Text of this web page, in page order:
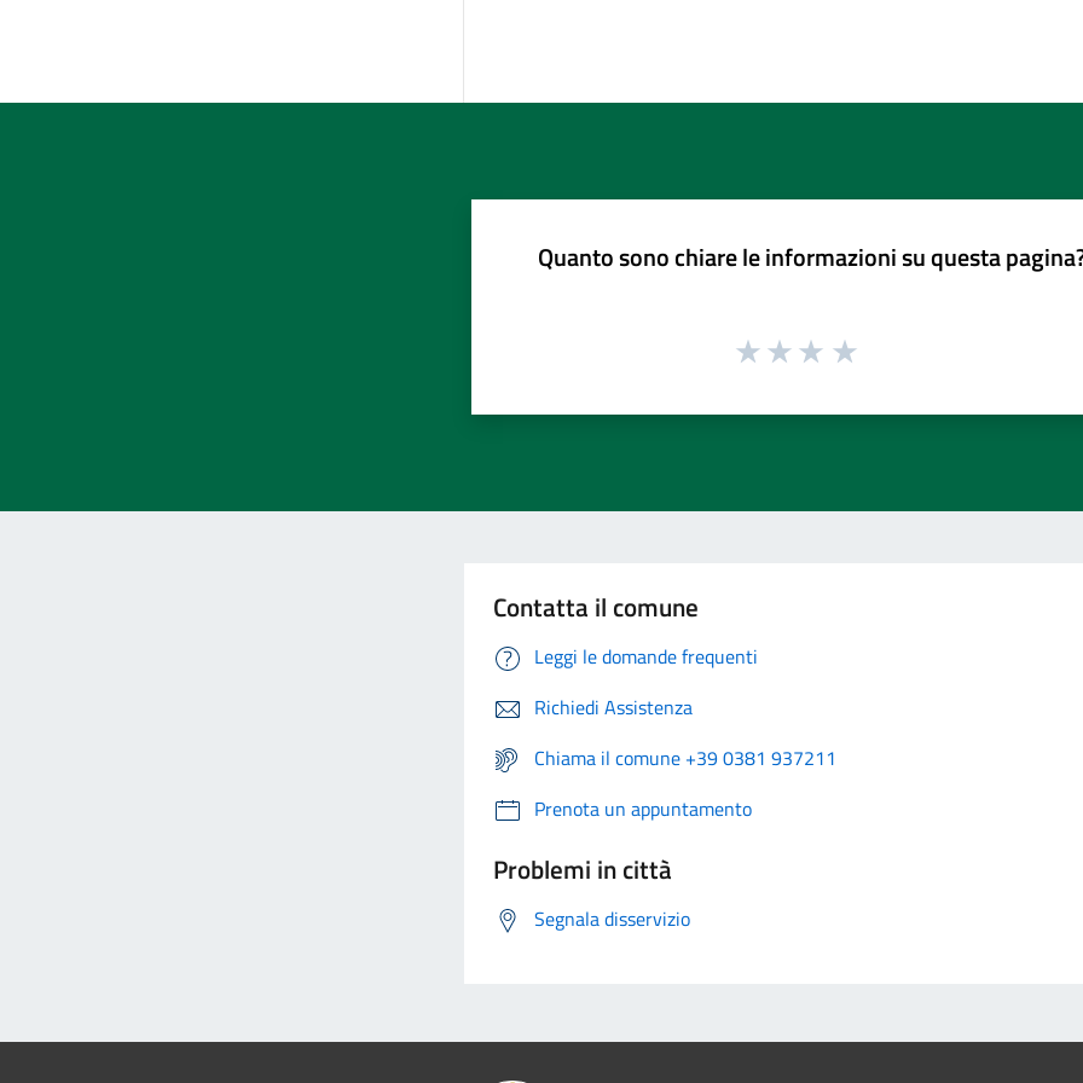
Quanto sono chiare le informazioni su questa
Contatta il comune
Leggi le domande frequenti
Richiedi Assistenza
Chiama il comune +39 0381 937211
Prenota un appuntamento
Problemi in città
Segnala disservizio